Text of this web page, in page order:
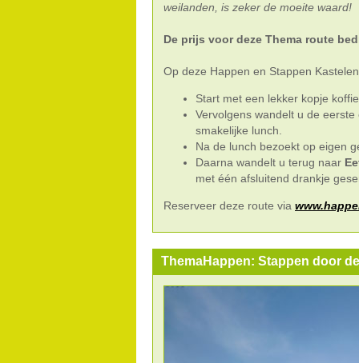
weilanden, is zeker de moeite waard!
De prijs voor deze Thema route
Op deze Happen en Stappen
Start met een lekker kopje
Vervolgens wandelt u de
smakelijke lunch.
Na de lunch bezoekt op eigen
Daarna wandelt u terug naar
met één afsluitend drankje
Reserveer deze route via
ThemaHappen: Stappen door